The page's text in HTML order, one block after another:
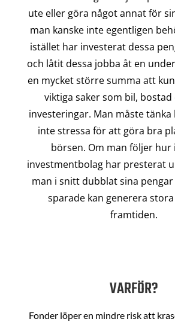
ute eller göra något annat för
man kanske inte egentligen
istället har investerat dessa
och låtit dessa jobba åt en
en mycket större summa att
viktiga saker som bil,
investeringar. Man måste tänka
inte stressa för att göra bra
börsen. Om man följer hur
investmentbolag har presterat
man i snitt dubblat sina
sparade kan generera
framtiden.
VARFÖR?
Fonder löper en mindre risk att